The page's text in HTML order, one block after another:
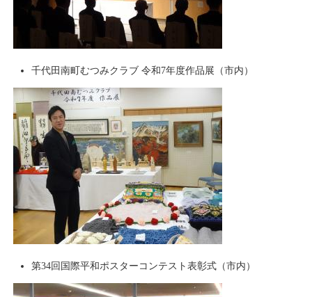
千代田南町むつみクラブ 令和7年度作品展（市内）
第34回国際平和ポスターコンテスト表彰式（市内）